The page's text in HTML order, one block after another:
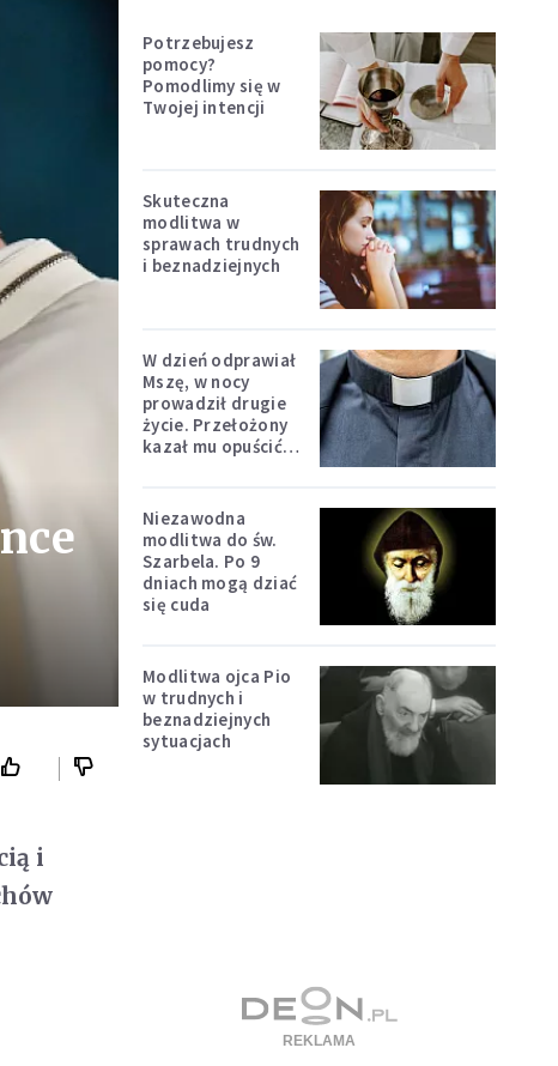
i
Potrzebujesz
pomocy?
Pomodlimy się w
Twojej intencji
Skuteczna
modlitwa w
sprawach trudnych
i beznadziejnych
W dzień odprawiał
Mszę, w nocy
prowadził drugie
życie. Przełożony
kazał mu opuścić
Niezawodna
modlitwa do św.
Szarbela. Po 9
dniach mogą dziać
się cuda
Modlitwa ojca Pio
w trudnych i
beznadziejnych
sytuacjach